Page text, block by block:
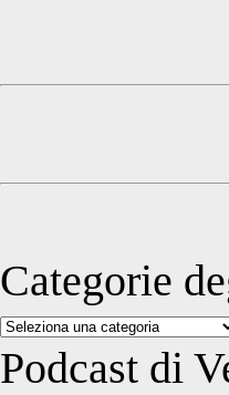
Sidebar
Categorie
Categorie
degli
articoli
Podcast di